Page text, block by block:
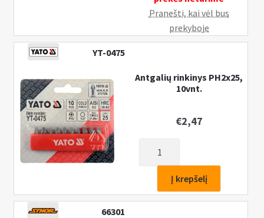
Pranešti, kai vėl bus
prekyboje
YT-0475
Antgalių rinkinys PH2x25,
10vnt.
€2,47
Antgalių
rinkinys
PH2x25,
Į krepšelį
66301